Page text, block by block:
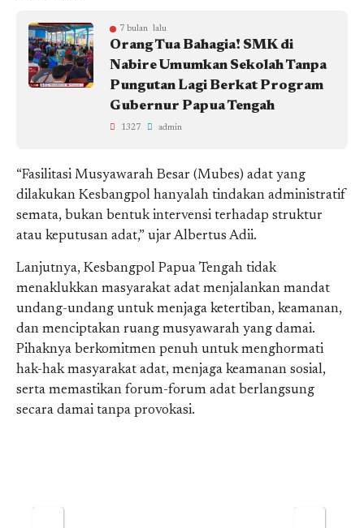
7 bulan lalu
Orang Tua Bahagia! SMK di
Nabire Umumkan Sekolah Tanpa
Pungutan Lagi Berkat Program
Gubernur Papua Tengah
1327 admin
“Fasilitasi Musyawarah Besar (Mubes) adat yang
dilakukan Kesbangpol hanyalah tindakan administratif
semata, bukan bentuk intervensi terhadap struktur
atau keputusan adat,” ujar Albertus Adii.
Lanjutnya, Kesbangpol Papua Tengah tidak
menaklukkan masyarakat adat menjalankan mandat
undang-undang untuk menjaga ketertiban, keamanan,
dan menciptakan ruang musyawarah yang damai.
Pihaknya berkomitmen penuh untuk menghormati
hak-hak masyarakat adat, menjaga keamanan sosial,
serta memastikan forum-forum adat berlangsung
secara damai tanpa provokasi.